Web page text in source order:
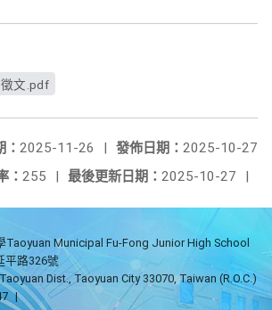
文.pdf
發佈日期： 2025-10-27
： 2025-11-26
|
最後更新日期： 2025-10-27 |
： 255 |
Taoyuan Municipal Fu-Fong Junior High School
平路326號
Dist., Taoyuan City 33070, Taiwan (R.O.C.)
|